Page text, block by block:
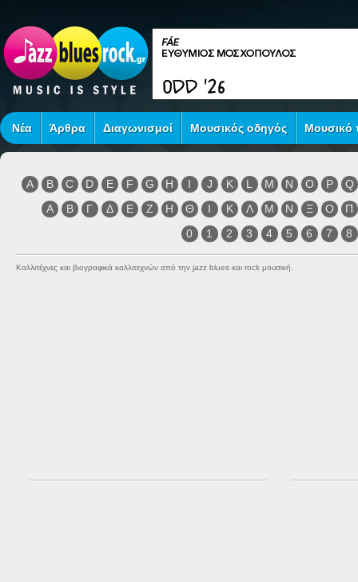
Νέα Άρθρα Διαγωνισμοί Μουσικός οδηγός Μουσικό
A B C D E F G H I J K L M N O P
Q
Α
Β Γ Δ Ε Ζ Η Θ Ι Κ Λ Μ Ν Ξ Ο
Π
0
1 2 3 4 5 6 7 8
Καλλιτέχνες και βιογραφικά καλλιτεχνών από την jazz blues και rock μουσική.